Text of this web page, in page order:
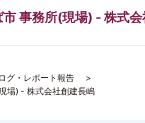
市 事務所(現場) - 株式
グ・レポート報告
場) - 株式会社創建長嶋